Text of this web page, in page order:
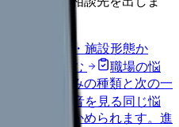
域・経験年数・施設形態か
ます。
進む
職場の悩
う前に、悩みの種類と次の一
掲示板で本音を見る 同じ悩
問題か確かめられます。 進